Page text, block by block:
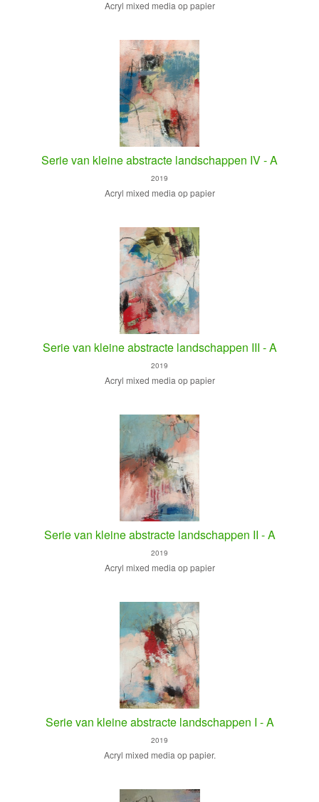
Acryl mixed media op papier
Serie van kleine abstracte landschappen IV - A
2019
Acryl mixed media op papier
Serie van kleine abstracte landschappen III - A
2019
Acryl mixed media op papier
Serie van kleine abstracte landschappen II - A
2019
Acryl mixed media op papier
Serie van kleine abstracte landschappen I - A
2019
Acryl mixed media op papier.